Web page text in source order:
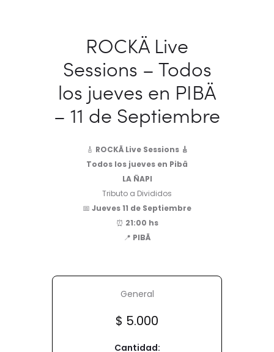
ROCKÄ Live
Sessions – Todos
los jueves en PIBÄ
– 11 de Septiembre
🎸 ROCKÄ Live Sessions 🎸
Todos los jueves en Pibä
LA ÑAPI
Tributo a Divididos
📅 Jueves 11 de Septiembre
⏰ 21:00 hs
📍 PIBÄ
General
$ 5.000
Cantidad: